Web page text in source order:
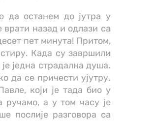
да останем до јутра у
назад и одлази са
пет минута! Притом,
Када су завршили
једна страдална душа.
да се причести ујутру.
који је тада био у
ручамо, а у том часу је
послије разговора са